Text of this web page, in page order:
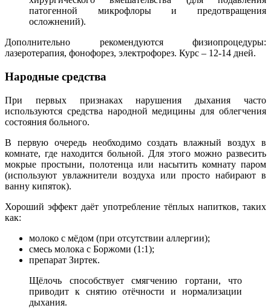
патогенной микрофлоры и предотвращения
осложнений).
Дополнительно рекомендуются физиопроцедуры:
лазеротерапия, фонофорез, электрофорез. Курс – 12-14 дней.
Народные средства
При первых признаках нарушения дыхания часто
используются средства народной медицины для облегчения
состояния больного.
В первую очередь необходимо создать влажный воздух в
комнате, где находится больной. Для этого можно развесить
мокрые простыни, полотенца или насытить комнату паром
(используют увлажнители воздуха или просто набирают в
ванну кипяток).
Хороший эффект даёт употребление тёплых напитков, таких
как:
молоко с мёдом (при отсутствии аллергии);
смесь молока с Боржоми (1:1);
препарат Зиртек.
Щёлочь способствует смягчению гортани, что
приводит к снятию отёчности и нормализации
дыхания.